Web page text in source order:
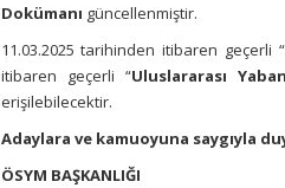
Dokümanı güncellenmiştir.
11.03.2025 tarihinden itibaren geçerli “
itibaren geçerli “Uluslararası
erişilebilecektir.
Adaylara ve kamuoyuna saygıyla
ÖSYM BAŞKANLIĞI